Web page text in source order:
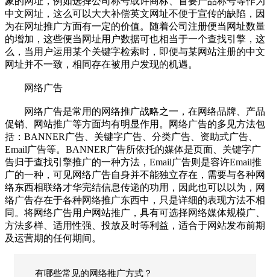
中文网址，这么可以大大补偿英文网址不便于宣传的缺陷，因
为在网址推广方面有一定的价值。随着公司注册便当网址数量
的增加，这些便当网址用户数据可也相当于一个查找引擎，这
么，当用户运用某个关键字检索时，即便与某网站注册的中文
网址并不一致，相同存在被用户发现的机遇。
网络广告
网络广告是常用的网络推广战略之一，在网络品牌、产品
促销、网站推广等方面均有明显作用。网络广告的多见方法包
括：BANNER广告、关键字广告、分类广告、资助式广告、
Email广告等。BANNER广告所依托的媒体是页面、关键字广
告归于查找引擎推广的一种方法，Email广告则是容许Email推
广的一种，可见网络广告自身并不能独立存在，需要与各种网
络东西相联络才华完结信息传递的功用，因此也可以以为，网
络广告存在于各种网络推广东西中，只是详细的表现方法不相
同。将网络广告用户网站推广，具有可选择网络媒体规模广、
方法多样、适用性强、投放及时等利益，适合于网站发布前期
及运营期的任何期间。
有哪些常见的网络推广方式？